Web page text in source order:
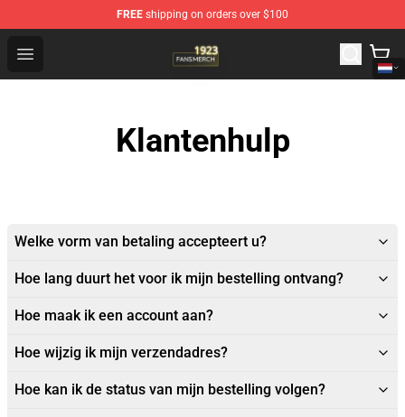
FREE shipping on orders over $100
Open menu
1923 Shop - Official 1923 Merchandise Store
Klantenhulp
Welke vorm van betaling accepteert u?
Hoe lang duurt het voor ik mijn bestelling ontvang?
Hoe maak ik een account aan?
Hoe wijzig ik mijn verzendadres?
Hoe kan ik de status van mijn bestelling volgen?